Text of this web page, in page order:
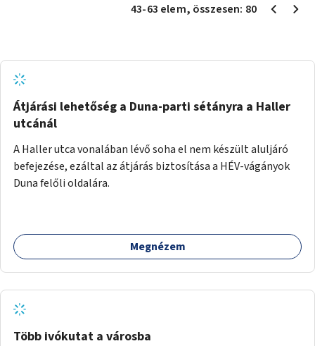
43-63 elem, összesen: 80
Átjárási lehetőség a Duna-parti sétányra a Haller
utcánál
A Haller utca vonalában lévő soha el nem készült aluljáró
befejezése, ezáltal az átjárás biztosítása a HÉV-vágányok
Duna felőli oldalára.
Megnézem
Több ivókutat a városba